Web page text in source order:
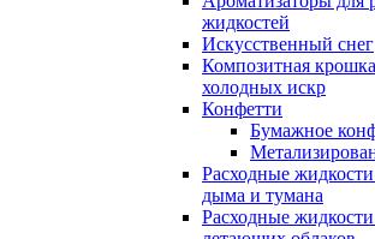
жидкостей
Искусственный снег
Композитная
холодных искр
Конфетти
Бумажное
Расходные жидкости
дыма и тумана
Расходные жидкости